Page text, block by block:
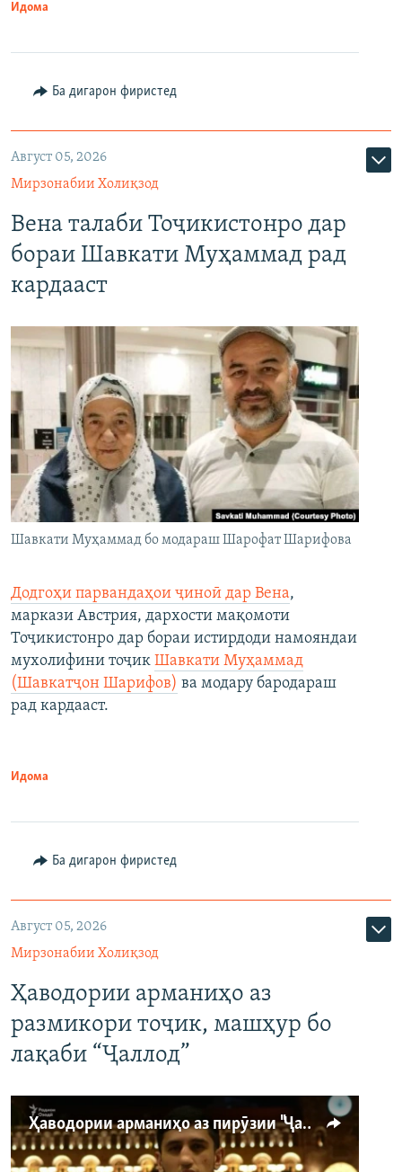
Идома
Ба дигарон фиристед
Август 05, 2026
Мирзонабии Холиқзод
Вена талаби Тоҷикистонро дар
бораи Шавкати Муҳаммад рад
кардааст
Шавкати Муҳаммад бо модараш Шарофат Шарифова
Додгоҳи парвандаҳои ҷиноӣ дар Вена,
маркази Австрия, дархости мақомоти
Тоҷикистонро дар бораи истирдоди намояндаи
мухолифини тоҷик Шавкати Муҳаммад
(Шавкатҷон Шарифов) ва модару бародараш
рад кардааст.
Идома
Ба дигарон фиристед
Август 05, 2026
Мирзонабии Холиқзод
Ҳаводории арманиҳо аз
размикори тоҷик, машҳур бо
лақаби “Ҷаллод”
Ҳаводории арманиҳо аз пирӯзии "Ҷаллод"-и тоҷик